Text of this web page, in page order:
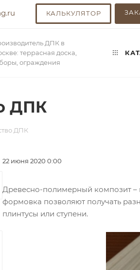
КАЛЬКУЛЯТОР
ДПК в
террасная доска,
ограждения
ДПК
ДПК
22 июня 2020 0:00
Древесно-полимерный композит –
формовка позволяют получать
плинтусы или ступени.